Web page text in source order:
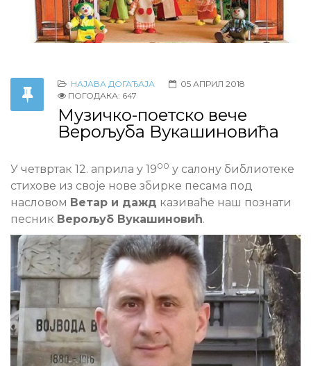
НАЈАВА ДОГАЂАЈА
05 АПРИЛ 2018
ПОГОДАКА: 647
Музичко-поетско вече
Верољуба Вукашиновића
У четвртак 12. априла у 1900 у салону библиотеке
стихове из своје нове збирке песама под
насловом Ветар и дажд казиваће наш познати
песник Верољуб Вукашиновић.